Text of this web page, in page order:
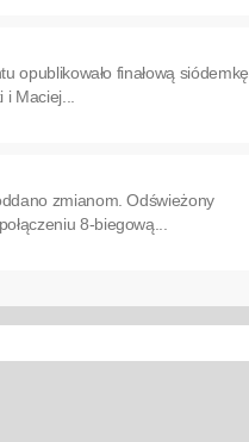
opublikowało finałową siódemkę
i Maciej...
zmianom. Odświeżony
8-biegową...